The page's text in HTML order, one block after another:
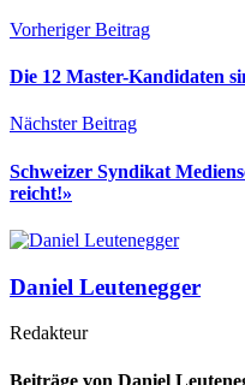
Vorheriger Beitrag
Die 12 Master-Kandidaten
Nächster Beitrag
Schweizer Syndikat
reicht!»
Daniel Leutenegger
Redakteur
Beiträge von Daniel